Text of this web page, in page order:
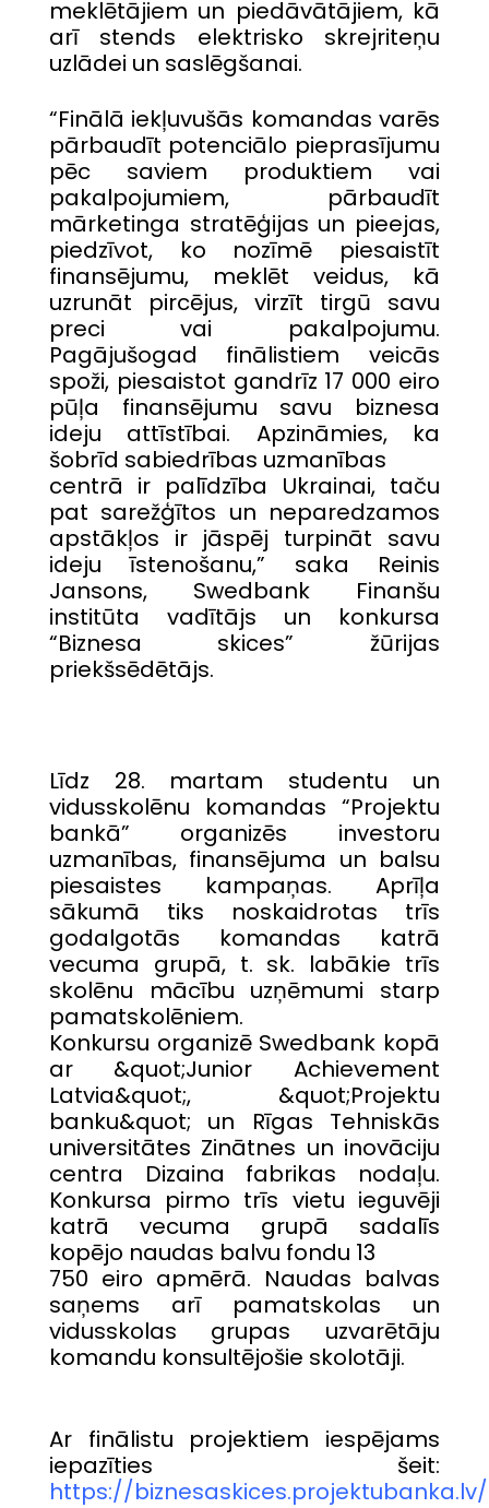
meklētājiem un piedāvātājiem, kā
arī stends elektrisko skrejriteņu
uzlādei un saslēgšanai.
“Finālā iekļuvušās komandas varēs
pārbaudīt potenciālo pieprasījumu
pēc saviem produktiem vai
pakalpojumiem, pārbaudīt
mārketinga stratēģijas un pieejas,
piedzīvot, ko nozīmē piesaistīt
finansējumu, meklēt veidus, kā
uzrunāt pircējus, virzīt tirgū savu
preci vai pakalpojumu.
Pagājušogad finālistiem veicās
spoži, piesaistot gandrīz 17 000 eiro
pūļa finansējumu savu biznesa
ideju attīstībai. Apzināmies, ka
šobrīd sabiedrības uzmanības
centrā ir palīdzība Ukrainai, taču
pat sarežģītos un neparedzamos
apstākļos ir jāspēj turpināt savu
ideju īstenošanu,” saka Reinis
Jansons, Swedbank Finanšu
institūta vadītājs un konkursa
“Biznesa skices” žūrijas
priekšsēdētājs.
Līdz 28. martam studentu un
vidusskolēnu komandas “Projektu
bankā” organizēs investoru
uzmanības, finansējuma un balsu
piesaistes kampaņas. Aprīļa
sākumā tiks noskaidrotas trīs
godalgotās komandas katrā
vecuma grupā, t. sk. labākie trīs
skolēnu mācību uzņēmumi starp
pamatskolēniem.
Konkursu organizē Swedbank kopā
ar &quot;Junior Achievement
Latvia&quot;, &quot;Projektu
banku&quot; un Rīgas Tehniskās
universitātes Zinātnes un inovāciju
centra Dizaina fabrikas nodaļu.
Konkursa pirmo trīs vietu ieguvēji
katrā vecuma grupā sadalīs
kopējo naudas balvu fondu 13
750 eiro apmērā. Naudas balvas
saņems arī pamatskolas un
vidusskolas grupas uzvarētāju
komandu konsultējošie skolotāji.
Ar finālistu projektiem iespējams
iepazīties šeit:
https://biznesaskices.projektubanka.lv/